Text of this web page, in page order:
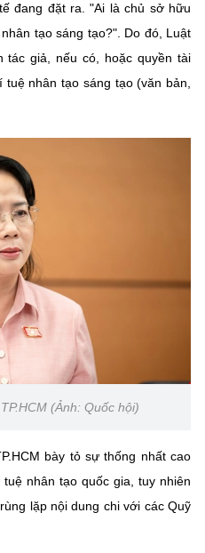
đang đặt ra. "Ai là chủ sở hữu
tạo sáng tạo?". Do đó, Luật
tác giả, nếu có, hoặc quyền tài
nhân tạo sáng tạo (văn bản,
(Ảnh: Quốc hội)
bày tỏ sự thống nhất cao
nhân tạo quốc gia, tuy nhiên
lặp nội dung chi với các Quỹ